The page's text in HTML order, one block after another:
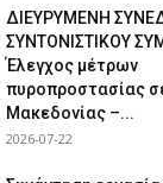
ΔΙΕΥΡΥΜΕΝΗ
ΣΥΝΤΟΝΙΣΤΙΚΟΥ
Έλεγχος μέτρων
πυροπροστασίας
Μακεδονίας –...
2026-07-22